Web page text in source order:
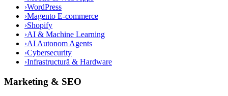
›WordPress
›Magento E-commerce
›Shopify
›AI & Machine Learning
›AI Autonom Agents
›Cybersecurity
›Infrastructură & Hardware
Marketing & SEO